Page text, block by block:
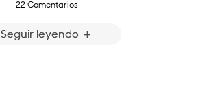
22 Comentarios
Seguir leyendo